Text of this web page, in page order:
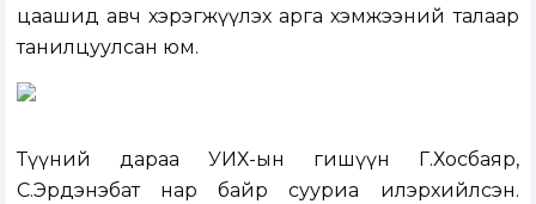
цаашид авч хэрэгжүүлэх арга хэмжээний талаар
танилцуулсан юм.
Түүний дараа УИХ-ын гишүүн Г.Хосбаяр,
С.Эрдэнэбат нар байр сууриа илэрхийлсэн.